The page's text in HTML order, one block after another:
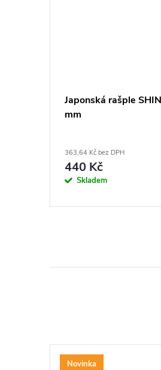
Japonská rašple
mm
363,64 Kč bez DPH
440 Kč
Skladem
Novinka